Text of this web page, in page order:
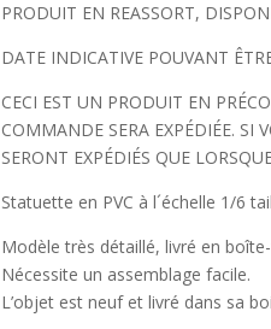
PRODUIT EN REASSORT,
DATE INDICATIVE POUVANT
CECI EST UN PRODUIT EN
COMMANDE SERA EXPÉDIÉE. SI
SERONT EXPÉDIÉS QUE
Statuette en PVC à l´échelle 1/6
Modèle très détaillé, livré en
Nécessite un assemblage facile.
L’objet est neuf et livré dans sa